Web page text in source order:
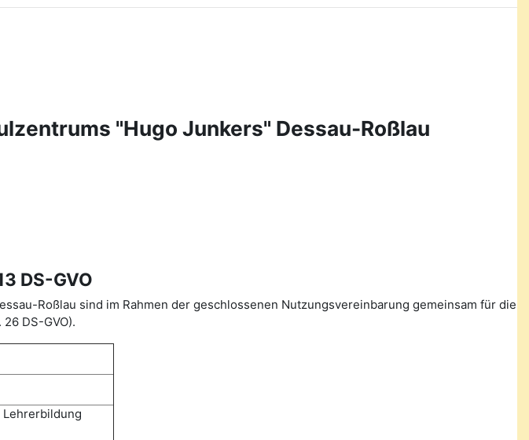
"Hugo Junkers" Dessau-Roßlau
DS-GVO
Roßlau sind im Rahmen der geschlossenen Nutzungsvereinbarung gemeinsam für die
DS-GVO).